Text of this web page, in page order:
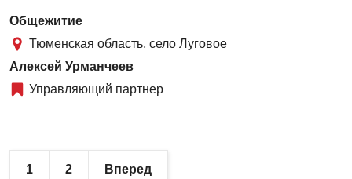
Общежитие
Тюменская область, село Луговое
Алексей Урманчеев
Управляющий партнер
Страница
1 Страница
2
Следующая
Вперед